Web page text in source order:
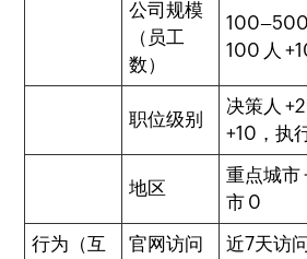
公司规模
（员工
数）
100 人
职位级别
决策人
+10，执
地区
重点城市
市 0
行为（互
官网访问
近7天访